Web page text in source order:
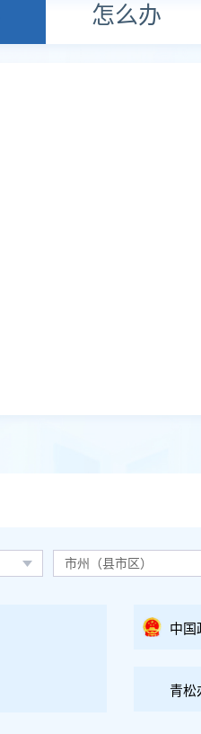
怎么办
市州（县市区）
中国
青松